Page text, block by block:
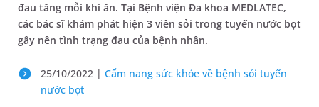
đau tăng mỗi khi ăn. Tại Bệnh viện Đa khoa MEDLATEC,
các bác sĩ khám phát hiện 3 viên sỏi trong tuyến nước bọt
gây nên tình trạng đau của bệnh nhân.
25/10/2022 | Cẩm nang sức khỏe về bệnh sỏi tuyến
nước bọt